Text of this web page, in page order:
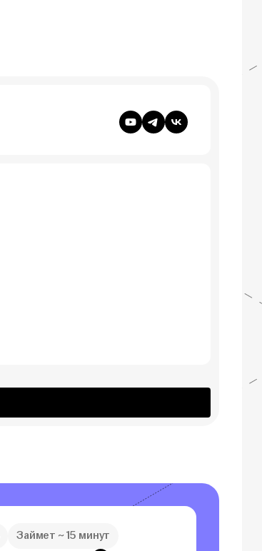
Займет ~ 15 минут